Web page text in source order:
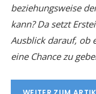
beziehungsweise
kann? Da setzt
Ausblick darauf, ob
eine Chance zu